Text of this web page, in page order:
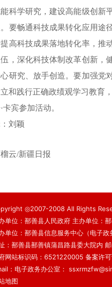
科学研究，建设高能级创新
要畅通科技成果转化应用途
高科技成果落地转化率，推
，深化科技体制改革创新，
研究、放手创造。要加强党
和践行正确政绩观学习教育
·卡宾参加活动。
刘颖
云/新疆日报
◎2007-2008 All Rights
单位：鄯善县人民政府 主办单位：
单位：鄯善县信息服务中心（电子政
：鄯善县鄯善镇蒲昌路县委大院内
网站标识码：6521220005 备案许
：电子政务办公室：
地图